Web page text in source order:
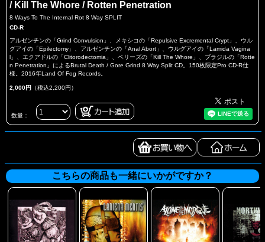
/ Kill The Whore / Rotten Penetration
8 Ways To The Internal Rot 8 Way SPLIT
CD-R
アルゼンチンの「Grind Convulsion」、メキシコの「Repulsive Excremental Crypt」、ウル
グアイの「Epilectomy」、アルゼンチンの「Anal Abort」、ウルグアイの「Lamida Vagina
l」、エクアドルの「Clitorodectomia」、ベリーズの「Kill The Whore」、ブラジルの「Rotte
n Penetration」によるBrutal Death / Gore Grind 8 Way Split CD。150枚限定Pro CD-R仕
様。2016年Land Of Fog Records。
2,000円 （税込2,200円）
数量：
こちらの商品も一緒にいかがですか？